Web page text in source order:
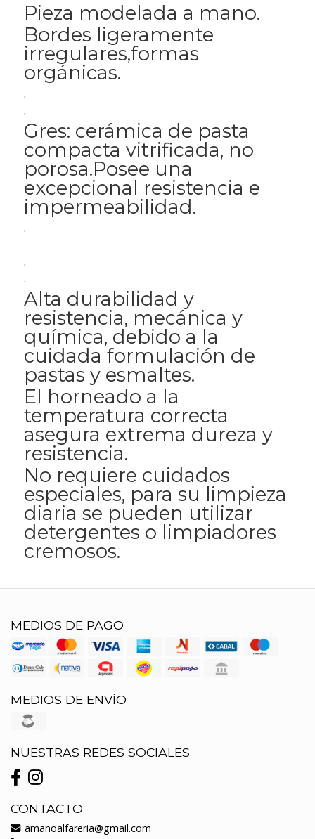
Pieza modelada a mano.
Bordes ligeramente
irregulares,formas
orgánicas.
.
.
Gres: cerámica de pasta
compacta vitrificada, no
porosa.Posee una
excepcional resistencia e
impermeabilidad.
.
.
.
Alta durabilidad y
resistencia, mecánica y
química, debido a la
cuidada formulación de
pastas y esmaltes.
El horneado a la
temperatura correcta
asegura extrema dureza y
resistencia.
No requiere cuidados
especiales, para su limpieza
diaria se pueden utilizar
detergentes o limpiadores
cremosos.
MEDIOS DE PAGO
MEDIOS DE ENVÍO
NUESTRAS REDES SOCIALES
CONTACTO
amanoalfareria@gmail.com